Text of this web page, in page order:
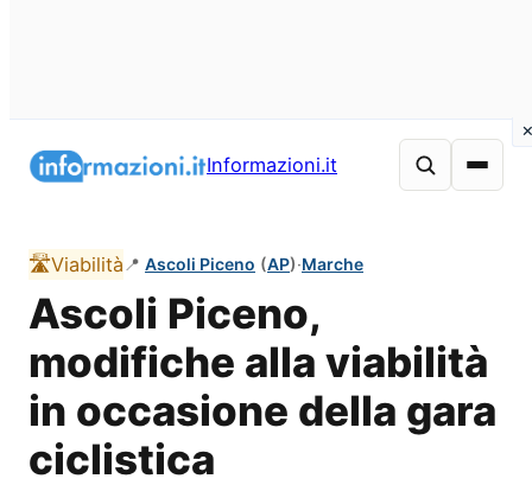
Informazioni.it
🛣️Viabilità 📍 Ascoli Piceno (AP)·Marche
Ascoli Piceno,
modifiche alla viabilità
in occasione della gara
ciclistica